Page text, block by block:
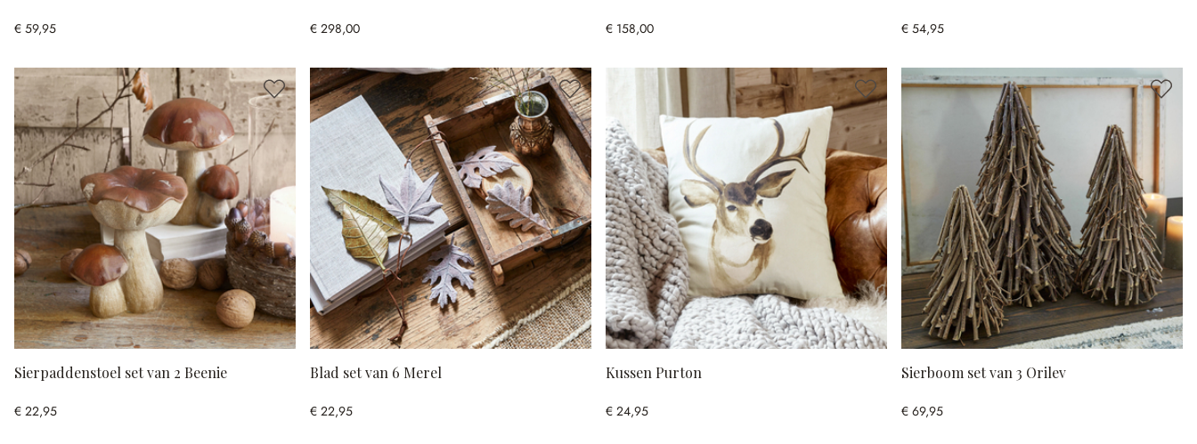
€ 59,95 € 298,00 € 158,00 € 54,95
Sierpaddenstoel set van 2 Beenie
€ 22,95
Blad set van 6 Merel
€ 22,95
Kussen Purton
€ 24,95
Sierboom set van 3 Orilev
€ 69,95